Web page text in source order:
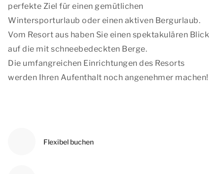
perfekte Ziel für einen gemütlichen
Wintersporturlaub oder einen aktiven Bergurlaub.
Vom Resort aus haben Sie einen spektakulären Blick
auf die mit schneebedeckten Berge.
Die umfangreichen Einrichtungen des Resorts
werden Ihren Aufenthalt noch angenehmer machen!
Flexibel buchen